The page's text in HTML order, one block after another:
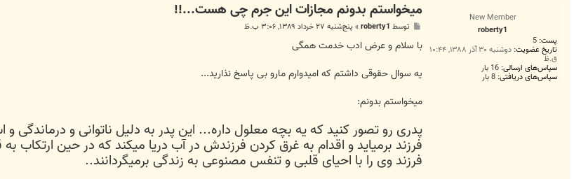
New Member
roberty1
پست: 5
تاریخ عضویت: دوشنبه ۳۰ آذر ۱۳۸۸, ۱۰:۴۴
ق.ظ
سپاس‌های ارسالی: 16 بار
سپاس‌های دریافتی: 8 بار
میخواستم بدونم مجازات این جرم چی هست...!!
ت
توسط roberty1
» پنج‌شنبه ۲۷ خرداد ۱۳۸۹, ۳:۰۶ ب.ظ
با سلام و عرض ادب خدمت همگی
یه سوال حقوقی داشتم که امیدوارم مارو بی پاسخ نذارید...
میخواستم بدونم:
پدری رو تصور کنید که یه بچه معلول داره... این پدر به دلیل ناتوانی و
فرزند برمیاید و اقدام به غرق کردن فرزندش در آب دریا میکند که در حین
فرزند وی را با احیای قلبی و تنفس مصنوعی به زندگی برمیگردانند..